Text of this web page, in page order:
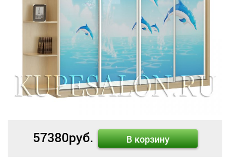
57380руб. В корзину